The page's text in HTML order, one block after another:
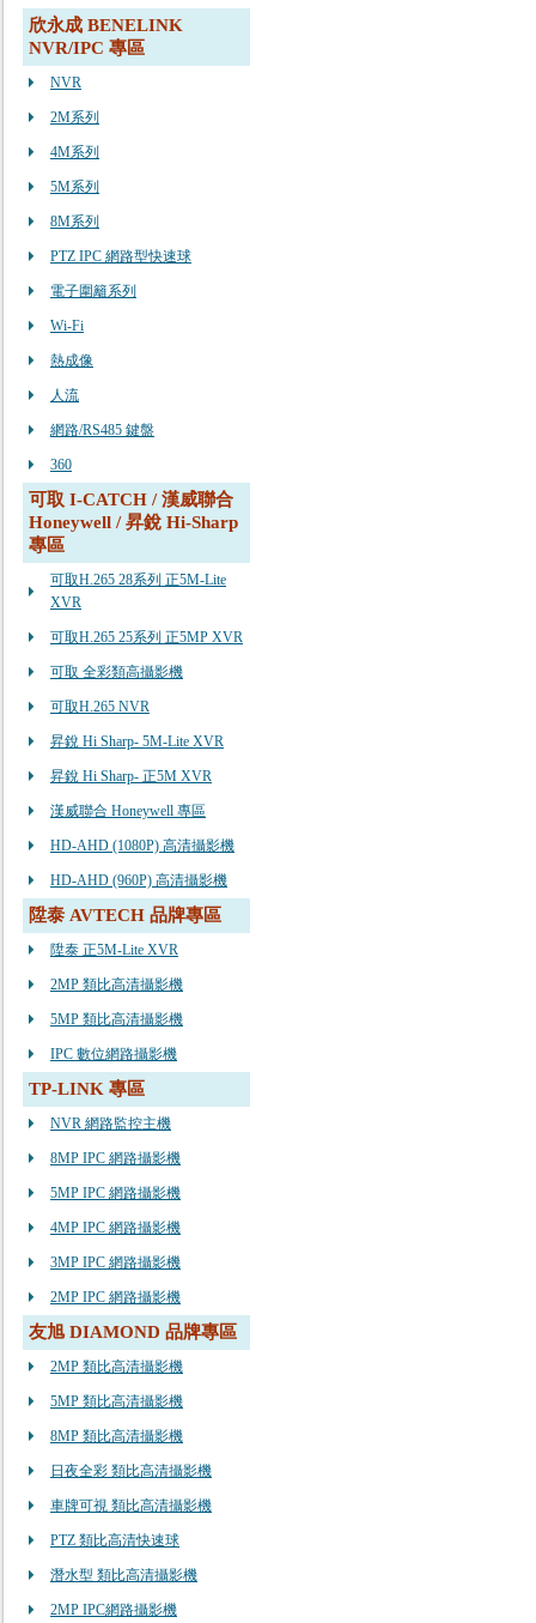
欣永成 BENELINK
NVR/IPC 專區
NVR
2M系列
4M系列
5M系列
8M系列
PTZ IPC 網路型快速球
電子圍籬系列
Wi-Fi
熱成像
人流
網路/RS485 鍵盤
360
可取 I-CATCH / 漢威聯合
Honeywell / 昇銳 Hi-Sharp
專區
可取H.265 28系列 正5M-Lite
XVR
可取H.265 25系列 正5MP XVR
可取 全彩類高攝影機
可取H.265 NVR
昇銳 Hi Sharp- 5M-Lite XVR
昇銳 Hi Sharp- 正5M XVR
漢威聯合 Honeywell 專區
HD-AHD (1080P) 高清攝影機
HD-AHD (960P) 高清攝影機
陞泰 AVTECH 品牌專區
陞泰 正5M-Lite XVR
2MP 類比高清攝影機
5MP 類比高清攝影機
IPC 數位網路攝影機
TP-LINK 專區
NVR 網路監控主機
8MP IPC 網路攝影機
5MP IPC 網路攝影機
4MP IPC 網路攝影機
3MP IPC 網路攝影機
2MP IPC 網路攝影機
友旭 DIAMOND 品牌專區
2MP 類比高清攝影機
5MP 類比高清攝影機
8MP 類比高清攝影機
日夜全彩 類比高清攝影機
車牌可視 類比高清攝影機
PTZ 類比高清快速球
潛水型 類比高清攝影機
2MP IPC網路攝影機